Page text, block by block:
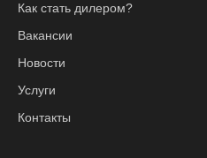
Как стать дилером?
Вакансии
Новости
Услуги
Контакты